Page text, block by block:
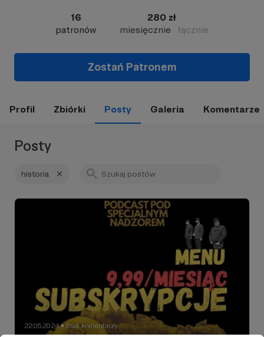
16
patronów
280 zł
miesięcznie
łącznie
Zostań Patronem
Profil Zbiórki Posty Galeria Komentarze
Posty
historia
22.05.2024 ● Brak komentarzy